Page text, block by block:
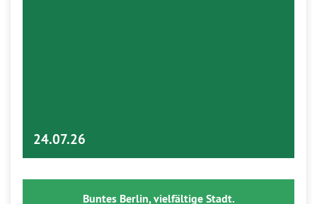
24.07.26
Buntes Berlin, vielfältige Stadt.